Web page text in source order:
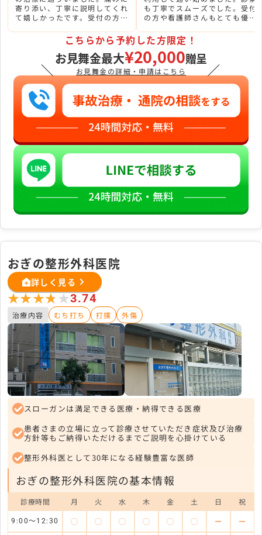
寄り添い、丁寧に説明してくれ
て嬉しかったです。受付の方の
で優しい方です。
も丁寧でスムーズでした。受付
の方や看護師さんもとても優し
＼
こちらから予約した方限定！
お見舞金最大¥20,000贈呈
お見舞金の詳細・申請はこちら ／
おぎの整形外科医院
詳しく見る
★★★★★
★★★★★3.74
治療内容 むち打ち 打撲 外傷
スローガンは満足できる医療・納得できる医療
患者さまの立場に立って診療させていただき症状及び治療
方針等もご納得いただけるまでご説明を心掛けている
整形外科医として30年になる経験豊富な医師
おぎの整形外科医院の基本情報
診療時間 月 火 水 木 金 土 日 祝
9:00～12:30 ◯ ◯ ◯ ◯ ◯ ◯ ー ー